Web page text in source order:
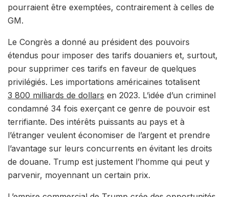
pourraient être exemptées, contrairement à celles de
GM.
Le Congrès a donné au président des pouvoirs
étendus pour imposer des tarifs douaniers et, surtout,
pour supprimer ces tarifs en faveur de quelques
privilégiés. Les importations américaines totalisent
3 800 milliards de dollars en 2023. L’idée d’un criminel
condamné 34 fois exerçant ce genre de pouvoir est
terrifiante. Des intérêts puissants au pays et à
l’étranger veulent économiser de l’argent et prendre
l’avantage sur leurs concurrents en évitant les droits
de douane. Trump est justement l’homme qui peut y
parvenir, moyennant un certain prix.